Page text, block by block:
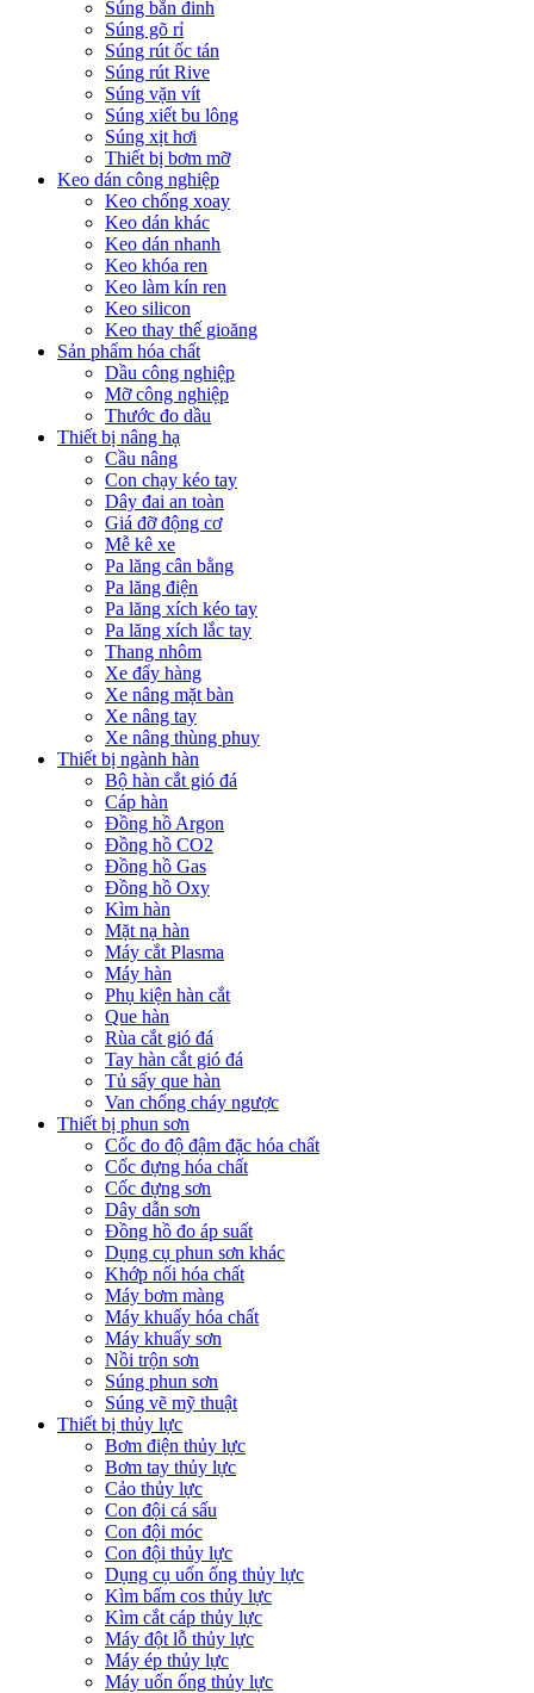
Súng bắn đinh
Súng gõ rỉ
Súng rút ốc tán
Súng rút Rive
Súng vặn vít
Súng xiết bu lông
Súng xịt hơi
Thiết bị bơm mỡ
Keo dán công nghiệp
Keo chống xoay
Keo dán khác
Keo dán nhanh
Keo khóa ren
Keo làm kín ren
Keo silicon
Keo thay thế gioăng
Sản phẩm hóa chất
Dầu công nghiệp
Mỡ công nghiệp
Thước đo dầu
Thiết bị nâng hạ
Cầu nâng
Con chạy kéo tay
Dây đai an toàn
Giá đỡ động cơ
Mễ kê xe
Pa lăng cân bằng
Pa lăng điện
Pa lăng xích kéo tay
Pa lăng xích lắc tay
Thang nhôm
Xe đẩy hàng
Xe nâng mặt bàn
Xe nâng tay
Xe nâng thùng phuy
Thiết bị ngành hàn
Bộ hàn cắt gió đá
Cáp hàn
Đồng hồ Argon
Đồng hồ CO2
Đồng hồ Gas
Đồng hồ Oxy
Kìm hàn
Mặt nạ hàn
Máy cắt Plasma
Máy hàn
Phụ kiện hàn cắt
Que hàn
Rùa cắt gió đá
Tay hàn cắt gió đá
Tủ sấy que hàn
Van chống cháy ngược
Thiết bị phun sơn
Cốc đo độ đậm đặc hóa chất
Cốc đựng hóa chất
Cốc đựng sơn
Dây dẫn sơn
Đồng hồ đo áp suất
Dụng cụ phun sơn khác
Khớp nối hóa chất
Máy bơm màng
Máy khuấy hóa chất
Máy khuấy sơn
Nồi trộn sơn
Súng phun sơn
Súng vẽ mỹ thuật
Thiết bị thủy lực
Bơm điện thủy lực
Bơm tay thủy lực
Cảo thủy lực
Con đội cá sấu
Con đội móc
Con đội thủy lực
Dụng cụ uốn ống thủy lực
Kìm bấm cos thủy lực
Kìm cắt cáp thủy lực
Máy đột lỗ thủy lực
Máy ép thủy lực
Máy uốn ống thủy lực